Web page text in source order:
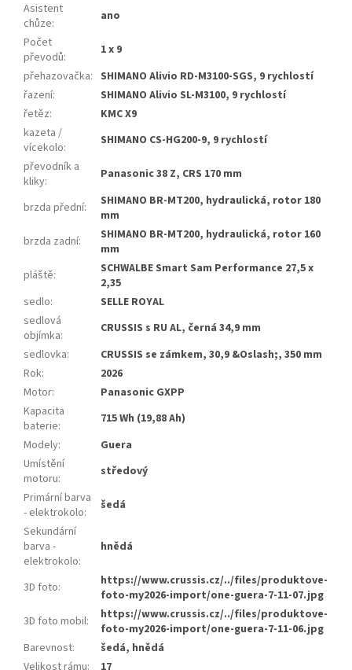
Asistent
chůze:
ano
Počet
převodů:
1 x 9
přehazovačka: SHIMANO Alivio RD-M3100-SGS, 9 rychlostí
řazení:
SHIMANO Alivio SL-M3100, 9 rychlostí
řetěz:
KMC X9
kazeta /
vícekolo:
SHIMANO CS-HG200-9, 9 rychlostí
převodník a
kliky: Panasonic 38 Z, CRS 170 mm
brzda přední:
SHIMANO BR-MT200, hydraulická, rotor 180
mm
brzda zadní:
SHIMANO BR-MT200, hydraulická, rotor 160
mm
pláště:
SCHWALBE Smart Sam Performance 27,5 x
2,35
sedlo:
SELLE ROYAL
sedlová
objímka:
CRUSSIS s RU AL, černá 34,9 mm
sedlovka:
CRUSSIS se zámkem, 30,9 &Oslash;, 350 mm
Rok:
2026
Motor:
Panasonic GXPP
Kapacita
baterie:
715 Wh (19,88 Ah)
Modely:
Guera
Umístění
motoru:
středový
Primární barva
- elektrokolo:
šedá
Sekundární
barva -
elektrokolo:
hnědá
3D foto:
https://www.crussis.cz/../files/produktove-
foto-my2026-import/one-guera-7-11-07.jpg
3D foto mobil:
https://www.crussis.cz/../files/produktove-
foto-my2026-import/one-guera-7-11-06.jpg
Barevnost:
šedá, hnědá